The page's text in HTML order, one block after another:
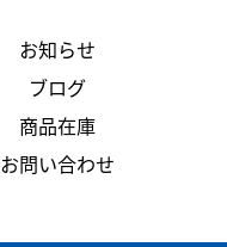
お知らせ
ブログ
商品在庫
お問い合わせ